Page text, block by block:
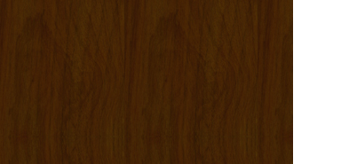
ブログ
人飲みのお客様にもぴった